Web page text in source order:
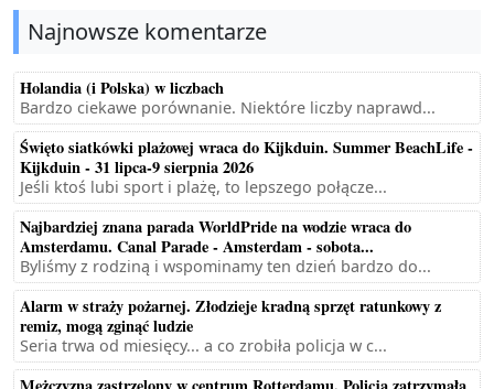
Najnowsze komentarze
Holandia (i Polska) w liczbach
Bardzo ciekawe porównanie. Niektóre liczby naprawd...
Święto siatkówki plażowej wraca do Kijkduin. Summer BeachLife -
Kijkduin - 31 lipca-9 sierpnia 2026
Jeśli ktoś lubi sport i plażę, to lepszego połącze...
Najbardziej znana parada WorldPride na wodzie wraca do
Amsterdamu. Canal Parade - Amsterdam - sobota...
Byliśmy z rodziną i wspominamy ten dzień bardzo do...
Alarm w straży pożarnej. Złodzieje kradną sprzęt ratunkowy z
remiz, mogą zginąć ludzie
Seria trwa od miesięcy... a co zrobiła policja w c...